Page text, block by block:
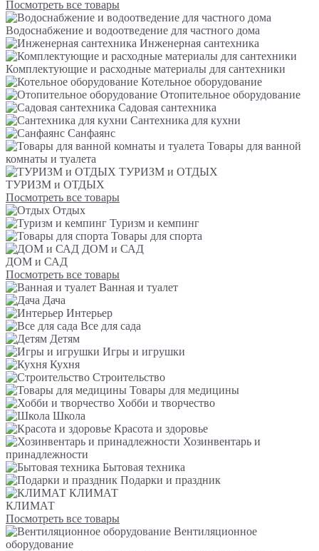
Посмотреть все товары
Водоснабжение и водоотведение для частного дома
Инженерная сантехника
Комплектующие и расходные материалы для сантехники
Котельное оборудование
Отопительное оборудование
Садовая сантехника
Сантехника для кухни
Санфаянс
Товары для ванной
комнаты и туалета
ТУРИЗМ и ОТДЫХ
ТУРИЗМ и ОТДЫХ
Посмотреть все товары
Отдых
Туризм и кемпинг
Товары для спорта
ДОМ и САД
ДОМ и САД
Посмотреть все товары
Ванная и туалет
Дача
Интерьер
Все для сада
Детям
Игры и игрушки
Кухня
Строительство
Товары для медицины
Хобби и творчество
Школа
Красота и здоровье
Хозинвентарь и
принадлежности
Бытовая техника
Подарки и праздник
КЛИМАТ
КЛИМАТ
Посмотреть все товары
Вентиляционное
оборудование